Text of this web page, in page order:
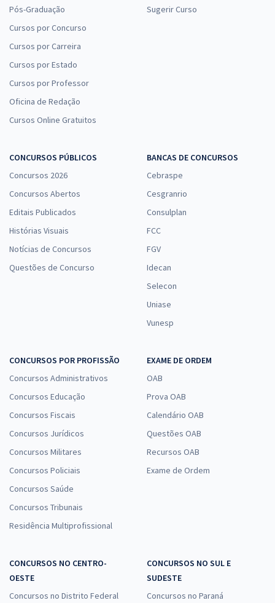
Pós-Graduação
Cursos por Concurso
Cursos por Carreira
Cursos por Estado
Cursos por Professor
Oficina de Redação
Cursos Online Gratuitos
Sugerir Curso
CONCURSOS PÚBLICOS
Concursos 2026
Concursos Abertos
Editais Publicados
Histórias Visuais
Notícias de Concursos
Questões de Concurso
BANCAS DE CONCURSOS
Cebraspe
Cesgranrio
Consulplan
FCC
FGV
Idecan
Selecon
Uniase
Vunesp
CONCURSOS POR PROFISSÃO
Concursos Administrativos
Concursos Educação
Concursos Fiscais
Concursos Jurídicos
Concursos Militares
Concursos Policiais
Concursos Saúde
Concursos Tribunais
Residência Multiprofissional
EXAME DE ORDEM
OAB
Prova OAB
Calendário OAB
Questões OAB
Recursos OAB
Exame de Ordem
CONCURSOS NO CENTRO-
OESTE
Concursos no Distrito Federal
CONCURSOS NO SUL E
SUDESTE
Concursos no Paraná